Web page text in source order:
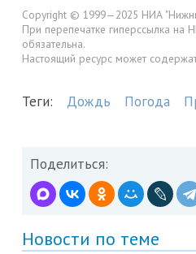
Copyright © 1999—2025 НИА
При перепечатке гиперссылка
обязательна.
Настоящий ресурс может
Теги: Дождь Погода
Поделиться:
Новости по теме